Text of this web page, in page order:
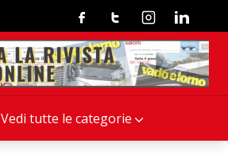
Vedi tutte le categorie
FacebookTwitterInstagramLinkedin